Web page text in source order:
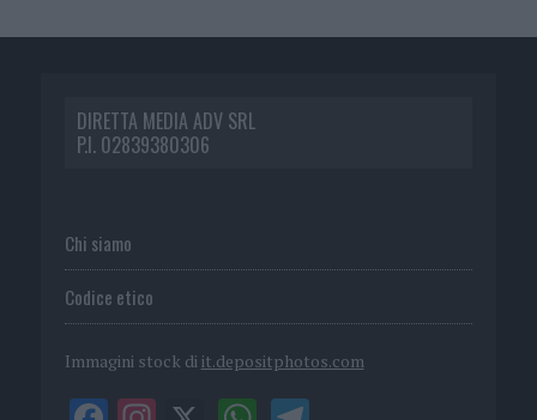
DIRETTA MEDIA ADV SRL
P.I. 02839380306
Chi siamo
Codice etico
Immagini stock di it.depositphotos.com